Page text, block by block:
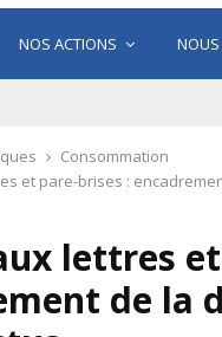
NOS ACTIONS NOUS
Consommation
et pare-brises :
lettres
de la